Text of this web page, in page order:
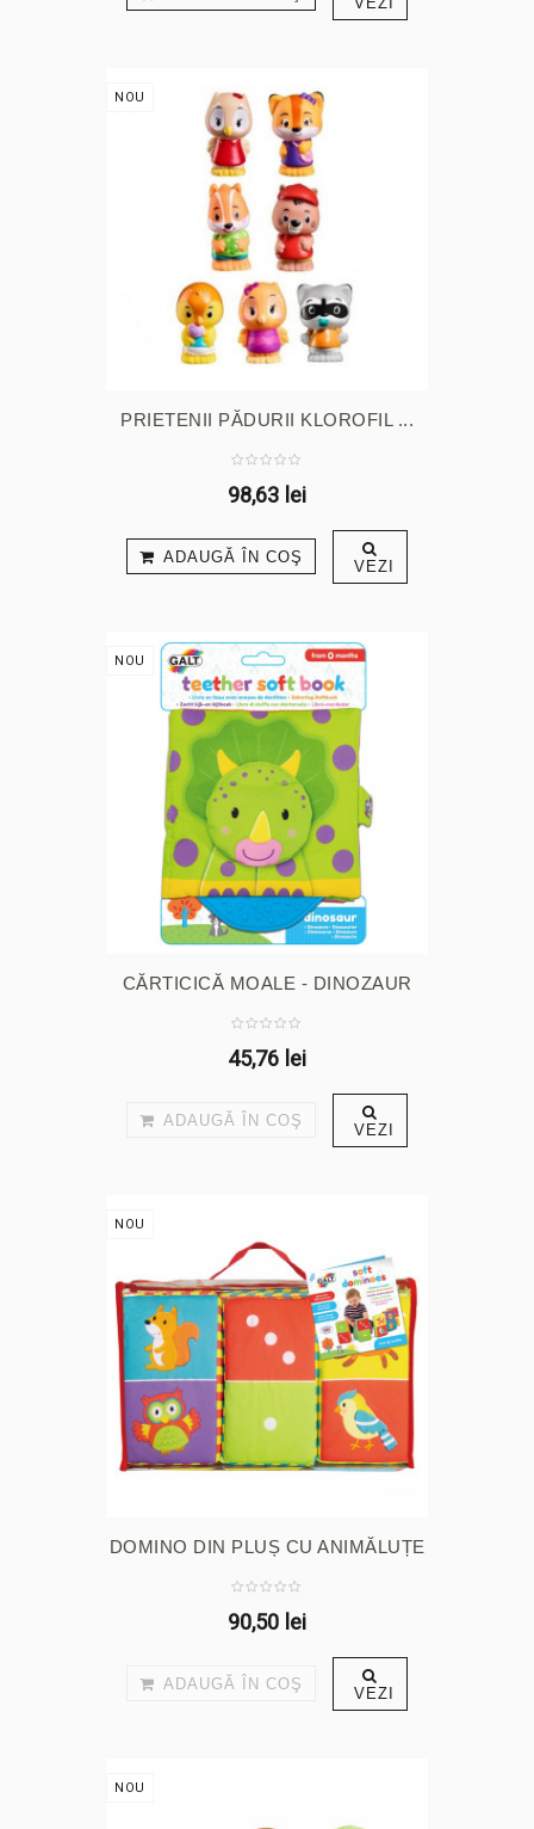
NOU
PRIETENII PĂDURII KLOROFIL ...
98,63 lei
ADAUGĂ ÎN COŞ VEZI
NOU
CĂRTICICĂ MOALE - DINOZAUR
45,76 lei
ADAUGĂ ÎN COŞ VEZI
NOU
DOMINO DIN PLUȘ CU ANIMĂLUȚE
90,50 lei
ADAUGĂ ÎN COŞ VEZI
NOU